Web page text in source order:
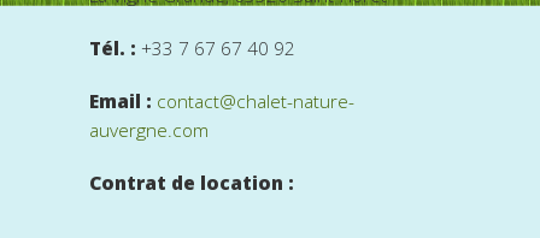
Tél. : +33 7 67 67 40 92
Email : contact@chalet-nature-
auvergne.com
Contrat de location :